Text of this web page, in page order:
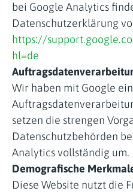
bei Google Analytics
Datenschutzerklärung
https://
hl=de
Wir haben mit Google
setzen die strengen
Datenschutzbehörden
Analytics vollständig um.
Demografische
Diese Website nutzt die